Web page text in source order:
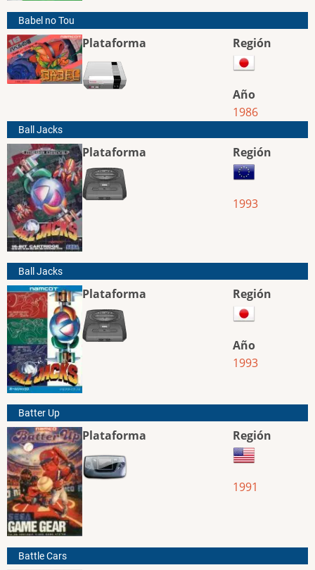
Babel no Tou
Plataforma Región
Año
1986
Ball Jacks
Plataforma Región
1993
Ball Jacks
Plataforma Región
Año
1993
Batter Up
Plataforma Región
1991
Battle Cars